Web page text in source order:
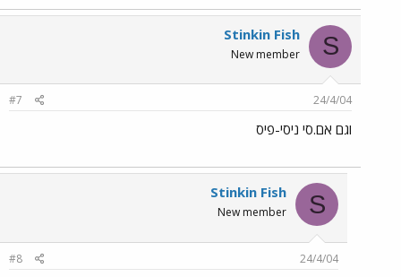
S
Stinkin Fish
New member
24/4/04
#7
וגם אם.סי ניסי-פיס
S
Stinkin Fish
New member
24/4/04
#8